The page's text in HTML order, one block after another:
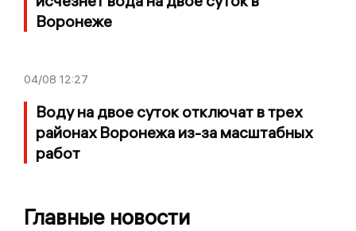
Воронеже
04/08 12:27
Воду на двое суток отключат в трех
районах Воронежа из-за масштабных
работ
Главные новости